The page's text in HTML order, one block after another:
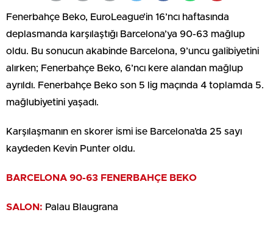
Fenerbahçe Beko, EuroLeague’in 16’ncı haftasında
deplasmanda karşılaştığı Barcelona’ya 90-63 mağlup
oldu. Bu sonucun akabinde Barcelona, 9’uncu galibiyetini
alırken; Fenerbahçe Beko, 6’ncı kere alandan mağlup
ayrıldı. Fenerbahçe Beko son 5 lig maçında 4 toplamda 5.
mağlubiyetini yaşadı.
Karşılaşmanın en skorer ismi ise Barcelona’da 25 sayı
kaydeden Kevin Punter oldu.
BARCELONA 90-63 FENERBAHÇE BEKO
SALON: Palau Blaugrana